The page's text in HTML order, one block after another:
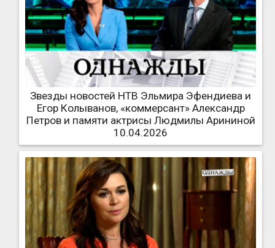
Звезды новостей НТВ Эльмира Эфендиева и
Егор Колыванов, «коммерсант» Александр
Петров и памяти актрисы Людмилы Арининой
10.04.2026